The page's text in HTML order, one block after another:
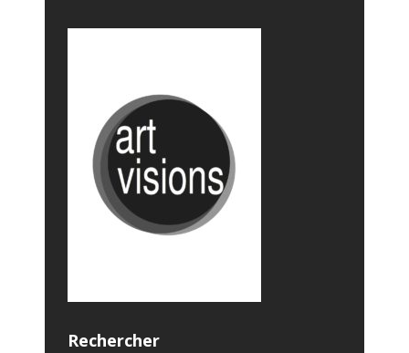
Rechercher